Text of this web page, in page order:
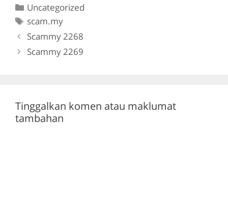
e
b
o
o
er gr
a
m
Categories
Uncategorized
Tags
scam.my
Scammy 2268
Scammy 2269
Tinggalkan komen atau maklumat
tambahan